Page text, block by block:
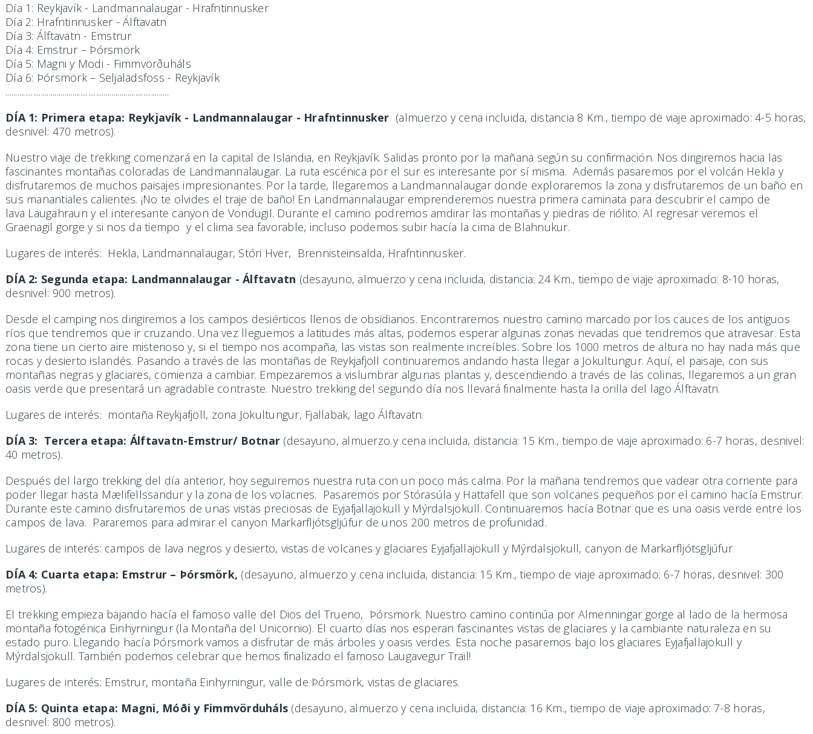
Día 1: Reykjavík - Landmannalaugar - Hrafntinnusker
Día 2: Hrafntinnusker - Álftavatn
Día 3: Álftavatn - Emstrur
Día 4: Emstrur – Þórsmörk
Día 5: Magni y Modi - Fimmvörðuháls
Día 6: Þórsmörk – Seljaladsfoss - Reykjavík
...................................................................................
DÍA 1: Primera etapa: Reykjavík - Landmannalaugar - Hrafntinnusker (almuerzo y cena incluida, distancia 8 Km., tiempo de viaje aproximado: 4-5 horas,
desnivel: 470 metros).
Nuestro viaje de trekking comenzará en la capital de Islandia, en Reykjavík. Salidas pronto por la mañana según su confirmación. Nos dirigiremos hacia las
fascinantes montañas coloradas de Landmannalaugar. La ruta escénica por el sur es interesante por sí misma. Además pasaremos por el volcán Hekla y
disfrutaremos de muchos paisajes impresionantes. Por la tarde, llegaremos a Landmannalaugar donde exploraremos la zona y disfrutaremos de un baño en
sus manantiales calientes. ¡No te olvides el traje de baño! En Landmannalaugar emprenderemos nuestra primera caminata para descubrir el campo de
lava Laugahraun y el interesante canyon de Vondugil. Durante el camino podremos amdirar las montañas y piedras de riólito. Al regresar veremos el
Graenagil gorge y si nos da tiempo y el clima sea favorable, incluso podemos subir hacía la cima de Blahnukur.
Lugares de interés: Hekla, Landmannalaugar, Stóri Hver, Brennisteinsalda, Hrafntinnusker.
DÍA 2: Segunda etapa: Landmannalaugar - Álftavatn (desayuno, almuerzo y cena incluida, distancia: 24 Km., tiempo de viaje aproximado: 8-10 horas,
desnivel: 900 metros).
Desde el camping nos dirigiremos a los campos desiérticos llenos de obsidianos. Encontraremos nuestro camino marcado por los cauces de los antiguos
ríos que tendremos que ir cruzando. Una vez lleguemos a latitudes más altas, podemos esperar algunas zonas nevadas que tendremos que atravesar. Esta
zona tiene un cierto aire misterioso y, si el tiempo nos acompaña, las vistas son realmente increíbles. Sobre los 1000 metros de altura no hay nada más que
rocas y desierto islandés. Pasando a través de las montañas de Reykjafjöll continuaremos andando hasta llegar a Jökultungur. Aquí, el paisaje, con sus
montañas negras y glaciares, comienza a cambiar. Empezaremos a vislumbrar algunas plantas y, descendiendo a través de las colinas, llegaremos a un gran
oasis verde que presentará un agradable contraste. Nuestro trekking del segundo día nos llevará finalmente hasta la orilla del lago Álftavatn.
Lugares de interés: montaña Reykjafjöll, zona Jökultungur, Fjallabak, lago Álftavatn.
DÍA 3: Tercera etapa: Álftavatn-Emstrur/ Botnar (desayuno, almuerzo y cena incluida, distancia: 15 Km., tiempo de viaje aproximado: 6-7 horas, desnivel:
40 metros).
Después del largo trekking del día anterior, hoy seguiremos nuestra ruta con un poco más calma. Por la mañana tendremos que vadear otra corriente para
poder llegar hasta Mælifellssandur y la zona de los volacnes. Pasaremos por Stórasúla y Hattafell que son volcanes pequeños por el camino hacía Emstrur.
Durante este camino disfrutaremos de unas vistas preciosas de Eyjafjallajökull y Mýrdalsjökull. Continuaremos hacía Botnar que es una oasis verde entre los
campos de lava. Pararemos para admirar el canyon Markarfljótsgljúfur de unos 200 metros de profunidad.
Lugares de interés: campos de lava negros y desierto, vistas de volcanes y glaciares Eyjafjallajökull y Mýrdalsjökull, canyon de Markarfljótsgljúfur
DÍA 4: Cuarta etapa: Emstrur – Þórsmörk, (desayuno, almuerzo y cena incluida, distancia: 15 Km., tiempo de viaje aproximado: 6-7 horas, desnivel: 300
metros).
El trekking empieza bajando hacía el famoso valle del Dios del Trueno, Þórsmörk. Nuestro camino continúa por Almenningar gorge al lado de la hermosa
montaña fotogénica Einhyrningur (la Montaña del Unicornio). El cuarto días nos esperan fascinantes vistas de glaciares y la cambiante naturaleza en su
estado puro. Llegando hacía Þórsmörk vamos a disfrutar de más árboles y oasis verdes. Esta noche pasaremos bajo los glaciares Eyjafjallajökull y
Mýrdalsjökull. También podemos celebrar que hemos finalizado el famoso Laugavegur Trail!
Lugares de interés: Emstrur, montaña Einhyrningur, valle de Þórsmörk, vistas de glaciares.
DÍA 5: Quinta etapa: Magni, Móði y Fimmvörduháls (desayuno, almuerzo y cena incluida, distancia: 16 Km., tiempo de viaje aproximado: 7-8 horas,
desnivel: 800 metros).